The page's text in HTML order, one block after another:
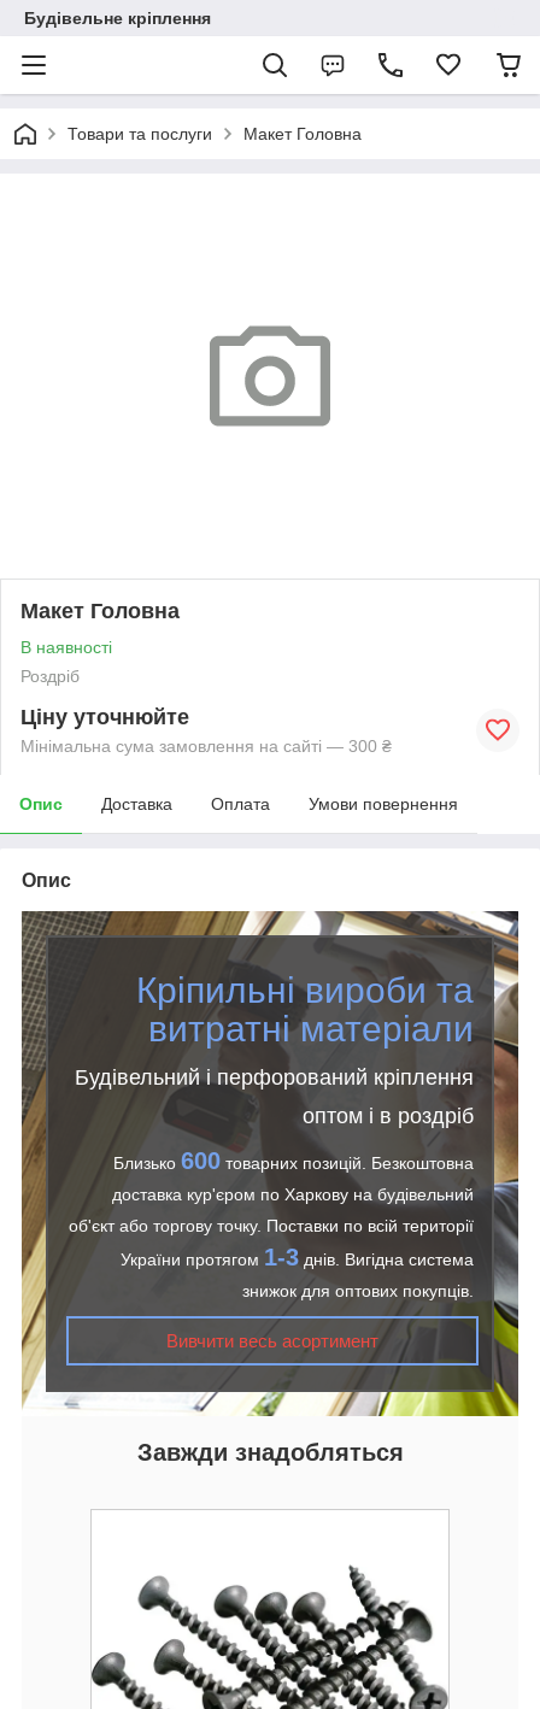
Будівельне кріплення
Товари та послуги Макет Головна
Макет Головна
В наявності
Роздріб
Ціну уточнюйте
Мінімальна сума замовлення на сайті — 300 ₴
Опис Доставка Оплата Умови повернення
Опис
Кріпильні вироби та
витратні матеріали
Будівельний і перфорований кріплення
оптом і в роздріб
Близько 600 товарних позицій. Безкоштовна
доставка кур'єром по Харкову на будівельний
об'єкт або торгову точку. Поставки по всій території
України протягом 1-3 днів. Вигідна система
знижок для оптових покупців.
Вивчити весь асортимент
Завжди знадобляться